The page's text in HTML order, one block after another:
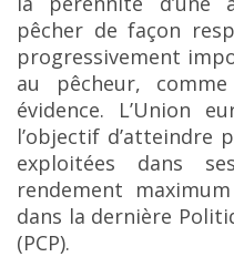
pêcher de façon
progressivement
au pêcheur,
évidence. L’Union
l’objectif d’atteindre
exploitées dans
rendement
dans la dernière
(PCP).